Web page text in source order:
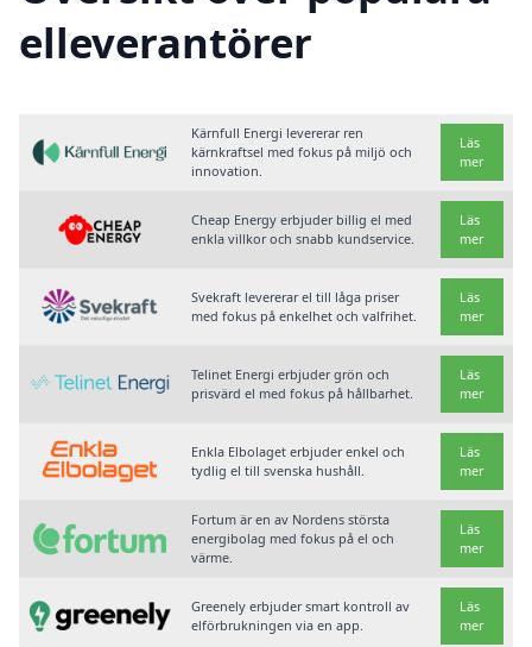
elleverantörer
Kärnfull Energi levererar ren
kärnkraftsel med fokus på miljö och
innovation.
Läs
mer
Cheap Energy erbjuder billig el med
enkla villkor och snabb kundservice.
Läs
mer
Svekraft levererar el till låga priser
med fokus på enkelhet och valfrihet.
Läs
mer
Telinet Energi erbjuder grön och
prisvärd el med fokus på hållbarhet.
Läs
mer
Enkla Elbolaget erbjuder enkel och
tydlig el till svenska hushåll.
Läs
mer
Fortum är en av Nordens största
energibolag med fokus på el och
värme.
Läs
mer
Greenely erbjuder smart kontroll av
elförbrukningen via en app.
Läs
mer